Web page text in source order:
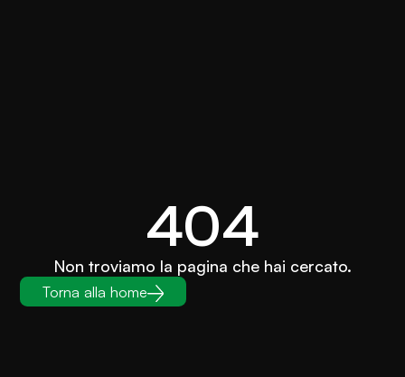
404
Non troviamo la pagina che hai cercato.
Torna alla home